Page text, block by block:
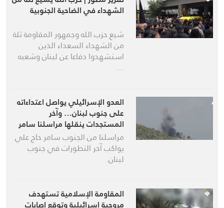
الشهداء في الضاحية الجنوبية
شيع حزب الله وجمهور المقاومة ثلة
من الشهداء السعداء الذين
استشهدوا دفاعا عن لبنان وشعبه
…
العدو الإسرائيلي يواصل اعتداءاته
على جنوب لبنان… وآخر
المستجدات ينقلها مراسلنا سامر
حاج علي
مراسلنا من الجنوب سامر حاج علي
يواكب آخر التطورات في جنوب
لبنان.
المقاومة الإسلامية تستهدف
مروحية إسرائيلية وتوقع إصابات